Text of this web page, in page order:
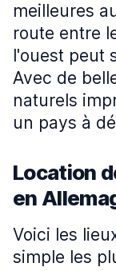
meilleures
route entre
l'ouest peut
Avec de
naturels
un pays à
Location
en
Voici les
simple les